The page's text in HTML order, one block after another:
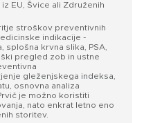
EU, Švice ali Združenih
stroškov preventivnih
indikacije -
splošna krvna slika, PSA,
pregled zob in ustne
gleženjskega indeksa,
osnovna analiza
je možno koristiti
nato enkrat letno eno
storitev.